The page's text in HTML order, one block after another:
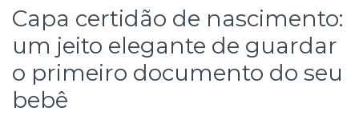
Capa certidão de nascimento:
um jeito elegante de guardar
o primeiro documento do seu
bebê